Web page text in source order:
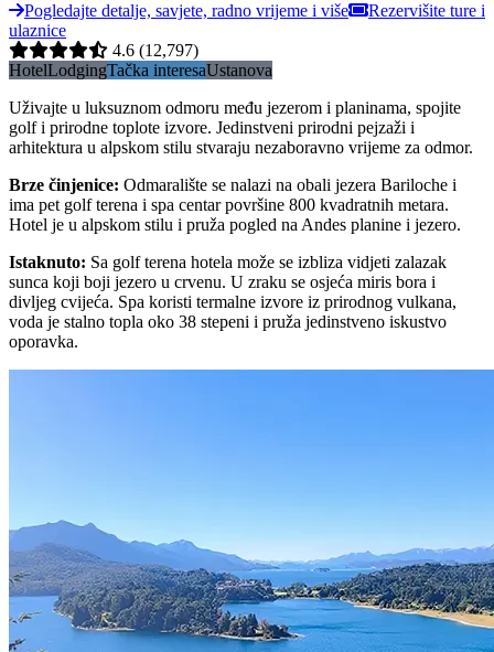
Pogledajte detalje, savjete, radno vrijeme i više
Rezervišite ture i
ulaznice
4.6 (12,797)
HotelLodgingTačka interesaUstanova
Uživajte u luksuznom odmoru među jezerom i planinama, spojite
golf i prirodne toplote izvore. Jedinstveni prirodni pejzaži i
arhitektura u alpskom stilu stvaraju nezaboravno vrijeme za odmor.
Brze činjenice: Odmaralište se nalazi na obali jezera Bariloche i
ima pet golf terena i spa centar površine 800 kvadratnih metara.
Hotel je u alpskom stilu i pruža pogled na Andes planine i jezero.
Istaknuto: Sa golf terena hotela može se izbliza vidjeti zalazak
sunca koji boji jezero u crvenu. U zraku se osjeća miris bora i
divljeg cvijeća. Spa koristi termalne izvore iz prirodnog vulkana,
voda je stalno topla oko 38 stepeni i pruža jedinstveno iskustvo
oporavka.